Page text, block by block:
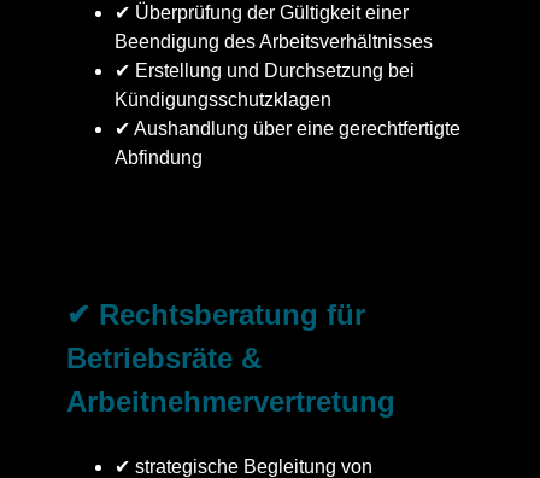
✔ Überprüfung der Gültigkeit einer
Beendigung des Arbeitsverhältnisses
✔ Erstellung und Durchsetzung bei
Kündigungsschutzklagen
✔ Aushandlung über eine gerechtfertigte
Abfindung
✔ Rechtsberatung für
Betriebsräte &
Arbeitnehmervertretung
✔ strategische Begleitung von